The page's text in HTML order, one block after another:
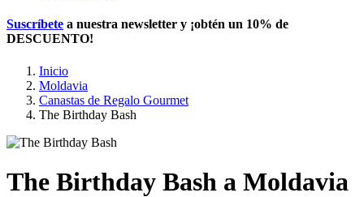
Suscríbete a nuestra newsletter y ¡obtén un 10% de
DESCUENTO!
Inicio
Moldavia
Canastas de Regalo Gourmet
The Birthday Bash
The Birthday Bash a Moldavia